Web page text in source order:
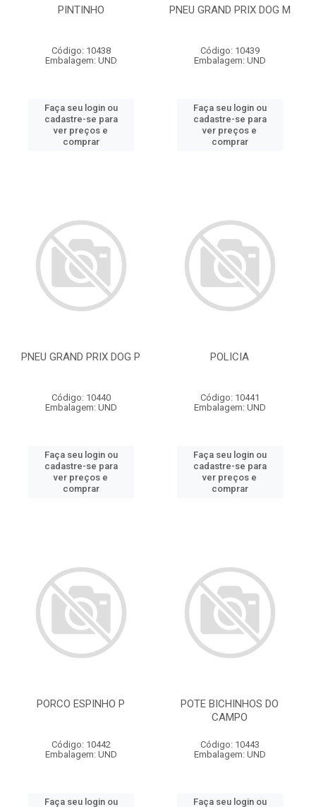
PINTINHO
Código: 10438
Embalagem: UND
Faça seu login ou
cadastre-se para
ver preços e
comprar
PNEU GRAND PRIX DOG M
Código: 10439
Embalagem: UND
Faça seu login ou
cadastre-se para
ver preços e
comprar
PNEU GRAND PRIX DOG P
Código: 10440
Embalagem: UND
Faça seu login ou
cadastre-se para
ver preços e
comprar
POLICIA
Código: 10441
Embalagem: UND
Faça seu login ou
cadastre-se para
ver preços e
comprar
PORCO ESPINHO P
Código: 10442
Embalagem: UND
Faça seu login ou
POTE BICHINHOS DO
CAMPO
Código: 10443
Embalagem: UND
Faça seu login ou